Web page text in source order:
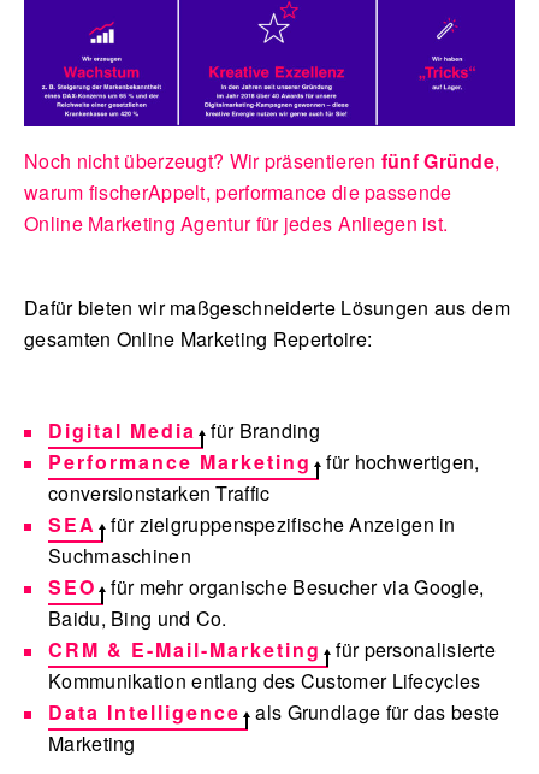
Noch nicht überzeugt? Wir präsentieren fünf Gründe,
warum fischerAppelt, performance die passende
Online Marketing Agentur für jedes Anliegen ist.
Dafür bieten wir maßgeschneiderte Lösungen aus dem
gesamten Online Marketing Repertoire:
Digital Media
für Branding
Performance Marketing
für hochwertigen,
conversionstarken Traffic
SEA
für zielgruppenspezifische Anzeigen in
Suchmaschinen
SEO
für mehr organische Besucher via Google,
Baidu, Bing und Co.
CRM & E-Mail-Marketing
für personalisierte
Kommunikation entlang des Customer Lifecycles
Data Intelligence
als Grundlage für das beste
Marketing